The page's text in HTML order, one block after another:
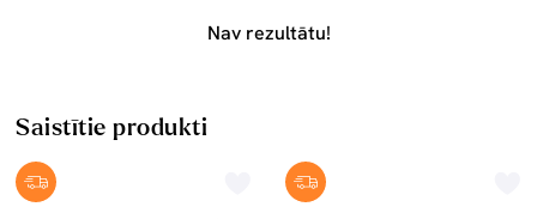
Nav rezultātu!
Saistītie produkti